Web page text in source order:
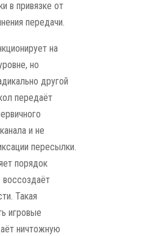
в привязке от
передачи.
на
но
другой
передаёт
и не
пересылки.
порядок
воссоздаёт
Такая
игровые
ничтожную